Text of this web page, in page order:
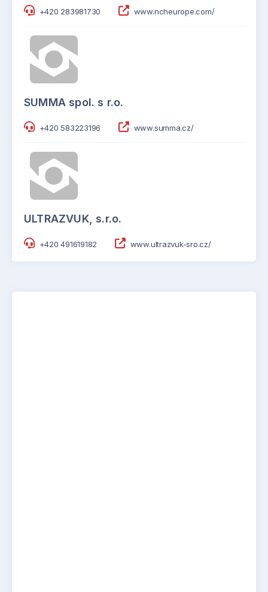
+420 283981730 www.ncheurope.com/
SUMMA spol. s r.o.
+420 583223196 www.summa.cz/
ULTRAZVUK, s.r.o.
+420 491619182 www.ultrazvuk-sro.cz/